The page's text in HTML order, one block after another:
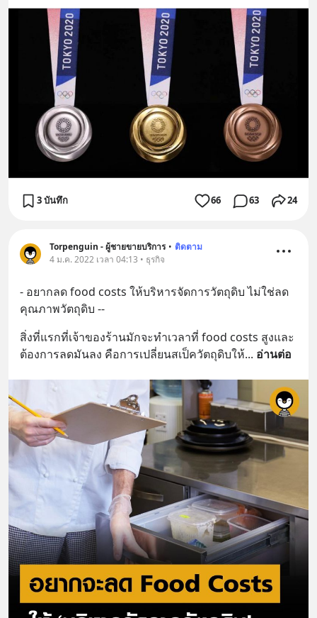
3 บันทึก 66 63 24
Torpenguin - ผู้ชายขายบริการ • ติดตาม
4 ม.ค. 2022 เวลา 04:13 • ธุรกิจ
- อยากลด food costs ให้บริหารจัดการวัตถุดิบ ไม่ใช่ลด
คุณภาพวัตถุดิบ --
สิ่งที่แรกที่เจ้าของร้านมักจะทำเวลาที่ food costs สูงและ
ต้องการลดมันลง คือการเปลี่ยนสเป็ควัตถุดิบให้... อ่านต่อ